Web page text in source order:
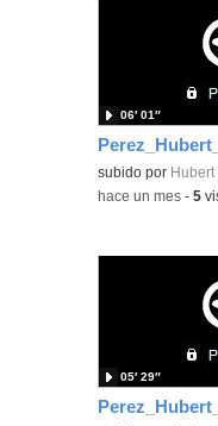
subido por Hubert
06′ 01″
-hace un mes -5
05′ 29″